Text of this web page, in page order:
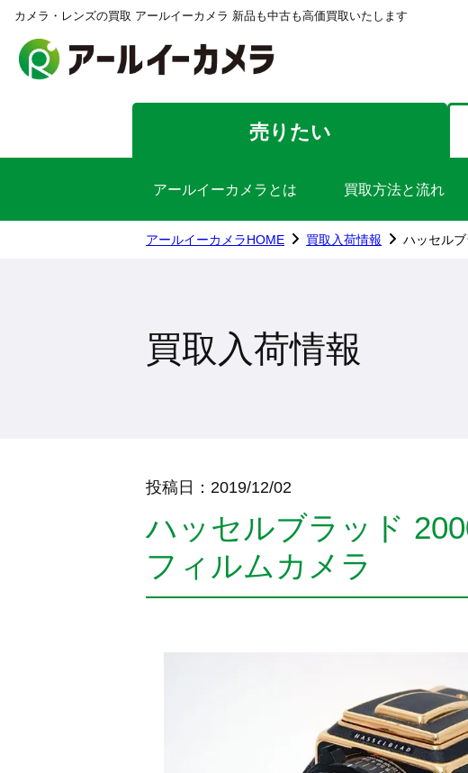
カメラ・レンズの買取 アールイーカメラ 新品も中古も高価買取いたします
売りたい
アールイーカメラとは 買取方法と流れ
アールイーカメラHOME 買取入荷情報 ハッセル
買取入荷情報
投稿日： 2019/12/02
ハッセルブラッド
フィルムカメラ